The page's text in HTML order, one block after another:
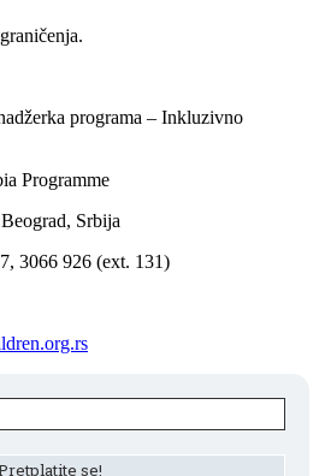
programa – Inkluzivno
Programme
Srbija
3066 926 (ext. 131)